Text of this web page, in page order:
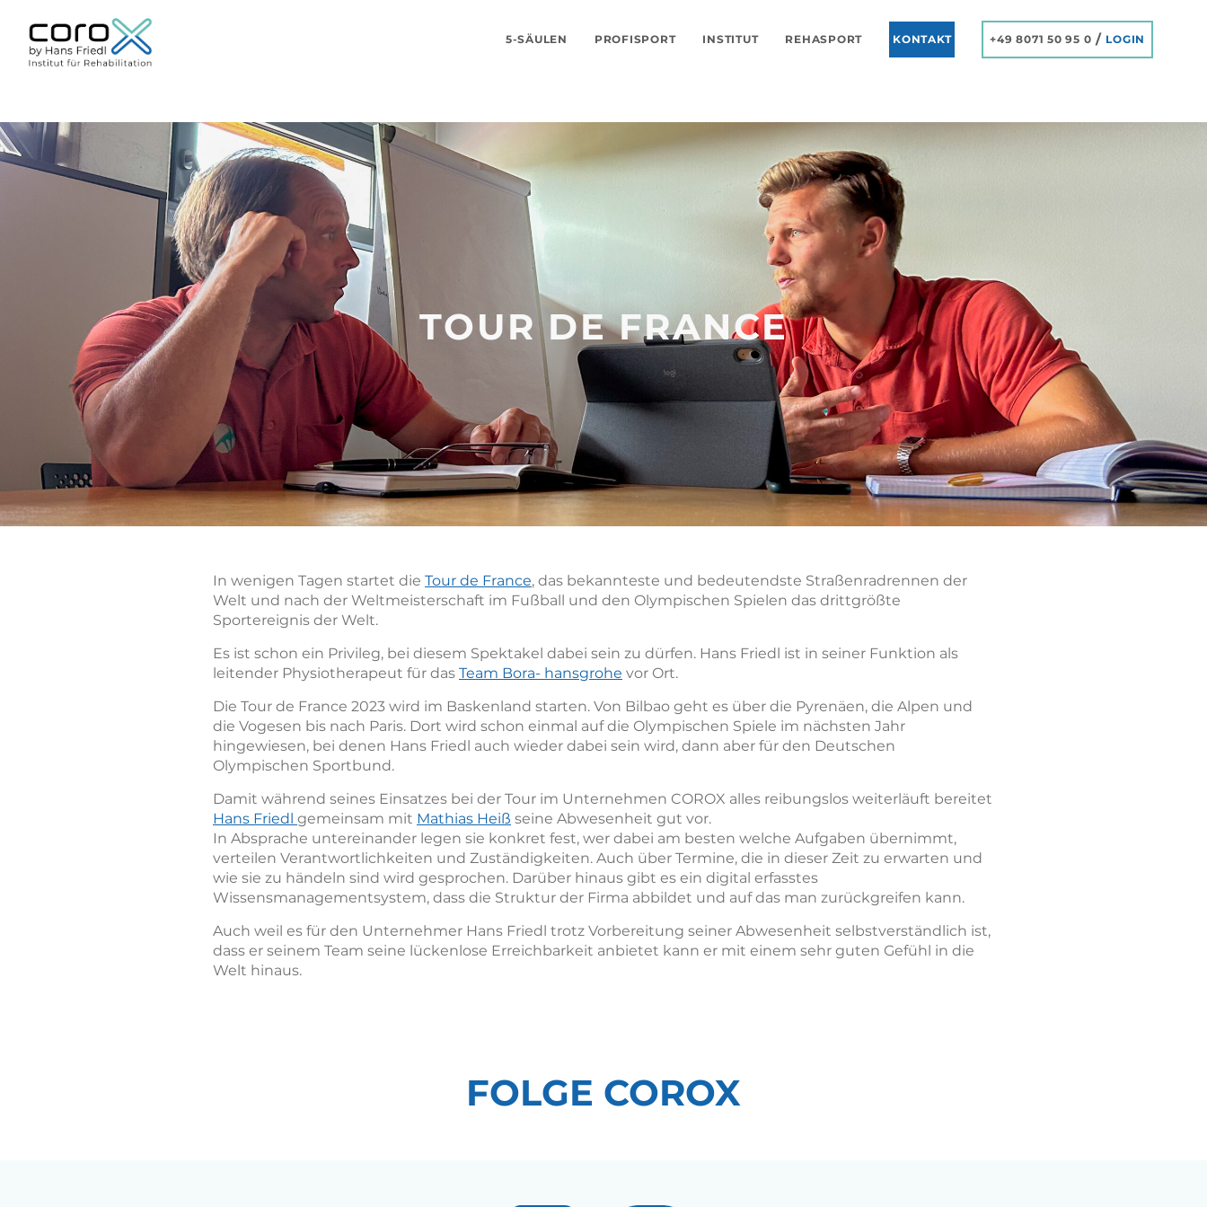
5-SÄULEN PROFISPORT INSTITUT REHASPORT KONTAKT +49 8071 50 95 0 / LOGIN
TOUR DE FRANCE
In wenigen Tagen startet die Tour de France, das bekannteste und bedeutendste Straßenradrennen der
Welt und nach der Weltmeisterschaft im Fußball und den Olympischen Spielen das drittgrößte
Sportereignis der Welt.
Es ist schon ein Privileg, bei diesem Spektakel dabei sein zu dürfen. Hans Friedl ist in seiner Funktion als
leitender Physiotherapeut für das Team Bora- hansgrohe vor Ort.
Die Tour de France 2023 wird im Baskenland starten. Von Bilbao geht es über die Pyrenäen, die Alpen und
die Vogesen bis nach Paris. Dort wird schon einmal auf die Olympischen Spiele im nächsten Jahr
hingewiesen, bei denen Hans Friedl auch wieder dabei sein wird, dann aber für den Deutschen
Olympischen Sportbund.
Damit während seines Einsatzes bei der Tour im Unternehmen COROX alles reibungslos weiterläuft bereitet
Hans Friedl gemeinsam mit Mathias Heiß seine Abwesenheit gut vor.
In Absprache untereinander legen sie konkret fest, wer dabei am besten welche Aufgaben übernimmt,
verteilen Verantwortlichkeiten und Zuständigkeiten. Auch über Termine, die in dieser Zeit zu erwarten und
wie sie zu händeln sind wird gesprochen. Darüber hinaus gibt es ein digital erfasstes
Wissensmanagementsystem, dass die Struktur der Firma abbildet und auf das man zurückgreifen kann.
Auch weil es für den Unternehmer Hans Friedl trotz Vorbereitung seiner Abwesenheit selbstverständlich ist,
dass er seinem Team seine lückenlose Erreichbarkeit anbietet kann er mit einem sehr guten Gefühl in die
Welt hinaus.
FOLGE COROX